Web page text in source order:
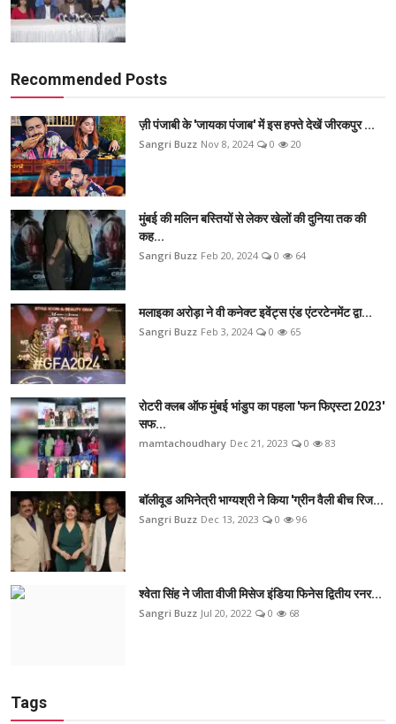
Recommended Posts
ज़ी पंजाबी के 'जायका पंजाब' में इस हफ्ते देखें जीरकपुर ...
Sangri Buzz Nov 8, 2024 0 20
मुंबई की मलिन बस्तियों से लेकर खेलों की दुनिया तक की
कह...
Sangri Buzz Feb 20, 2024 0 64
मलाइका अरोड़ा ने वी कनेक्ट इवेंट्स एंड एंटरटेनमेंट द्वा...
Sangri Buzz Feb 3, 2024 0 65
रोटरी क्लब ऑफ मुंबई भांडुप का पहला 'फन फिएस्टा 2023'
सफ...
mamtachoudhary Dec 21, 2023 0 83
बॉलीवूड अभिनेत्री भाग्यश्री ने किया 'ग्रीन वैली बीच रिज...
Sangri Buzz Dec 13, 2023 0 96
श्वेता सिंह ने जीता वीजी मिसेज इंडिया फिनेस द्वितीय रनर...
Sangri Buzz Jul 20, 2022 0 68
Tags